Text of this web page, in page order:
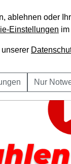
ablehnen oder
Einstellungen
Nur